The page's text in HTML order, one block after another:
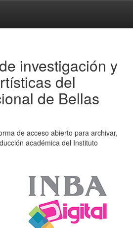
investigación y
del
de Bellas
de acceso abierto para archivar,
académica del Instituto